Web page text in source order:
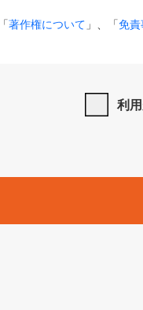
著作権について 」、「免
先して適用されるものとし
、当社が提供する以下の
ービスに関連して当社が
」「CodeZine」「
利